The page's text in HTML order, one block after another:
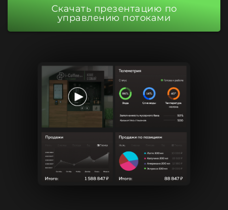
Скачать презентацию по
управлению потоками